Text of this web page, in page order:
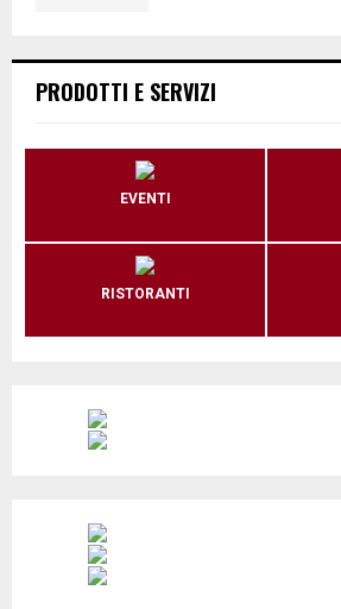
PRODOTTI E SERVIZI
EVENTI
RISTORANTI